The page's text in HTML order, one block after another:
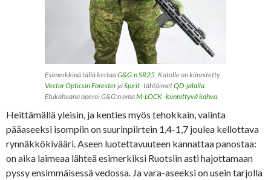
Esimerkkinä tällä kertaaG&G:n SR25. Katolle on kiinnitetty
Vector Opticsin ForesterjaSpirit-tähtäimetQD-jalalla.
Etukahvana operoi G&G:n omaM-LOCK -kiinnittyvä kahva.
Heittämällä yleisin, ja kenties myös tehokkain, valinta
pääaseeksi isompiin on suurinpiirtein 1,4-1,7 joulea kellottava
rynnäkkökivääri. Aseen luotettavuuteen kannattaa panostaa:
on aika laimeaa lähteä esimerkiksi Ruotsiin asti hajottamaan
pyssy ensimmäisessä vedossa. Ja vara-aseeksi on usein tarjolla